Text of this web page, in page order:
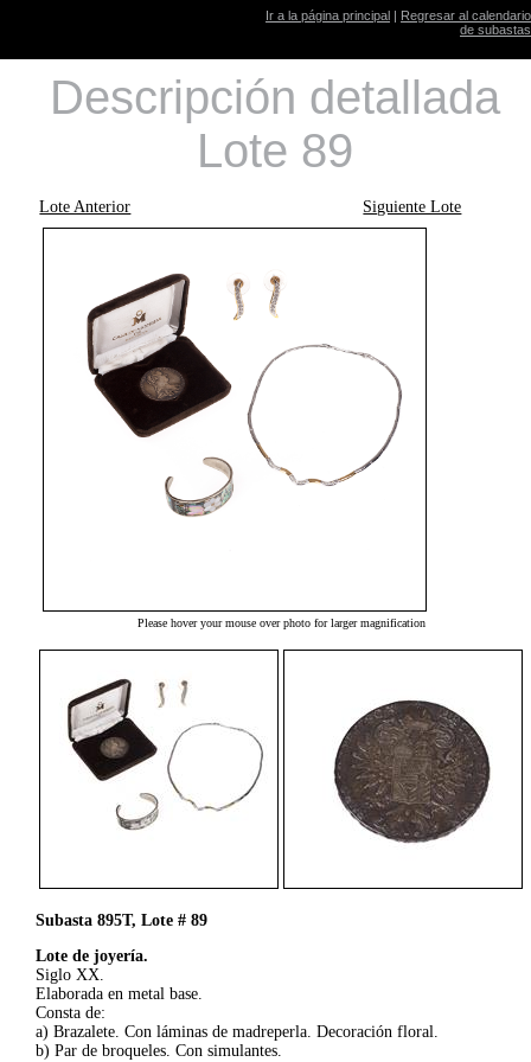
Ir a la página principal | Regresar al calendario
de subastas
Descripción detallada
Lote 89
Lote Anterior Siguiente Lote
Please hover your mouse over photo for larger magnification
Subasta 895T, Lote # 89
Lote de joyería.
Siglo XX.
Elaborada en metal base.
Consta de:
a) Brazalete. Con láminas de madreperla. Decoración floral.
b) Par de broqueles. Con simulantes.